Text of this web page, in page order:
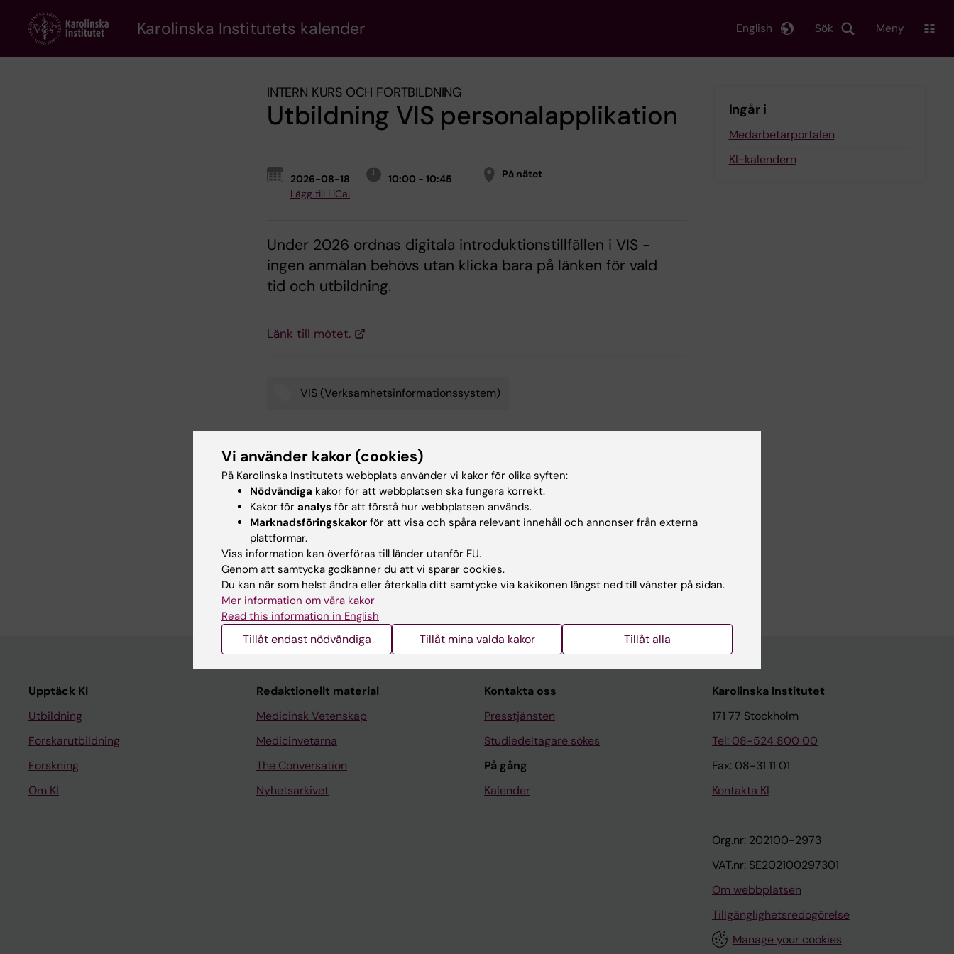
content
Karolinska Institutets kalender Sök
English Meny
INTERN KURS OCH FORTBILDNING
Utbildning VIS personalapplikation
2026-08-18
10:00 - 10:45
Lägg till i iCal
På nätet
Under 2026 ordnas digitala introduktionstillfällen i VIS -
ingen anmälan behövs utan klicka bara på länken för vald
tid och utbildning.
Länk till mötet.
VIS (Verksamhetsinformationssystem)
Innehållsgranskare:
Ulrica Lundin
Redaktör:Webbkoordinato…
Sidan uppdaterad:
2026-05-25
Dela
Ingår i
Medarbetarportalen
KI-kalendern
Upptäck KI
Utbildning
Forskarutbildning
Forskning
Om KI
Redaktionellt material
Medicinsk Vetenskap
Medicinvetarna
The Conversation
Nyhetsarkivet
Kontakta oss
Presstjänsten
Studiedeltagare sökes
På gång
Kalender
Karolinska Institutet
171 77 Stockholm
Tel: 08-524 800 00
Fax: 08-31 11 01
Kontakta KI
Org.nr: 202100-2973
VAT.nr: SE202100297301
Om webbplatsen
Tillgänglighetsredogörelse
Manage your cookies
Vi använder kakor (cookies)
På Karolinska Institutets webbplats använder vi kakor för olika syften:
Nödvändiga kakor för att webbplatsen ska fungera korrekt.
Kakor för analys för att förstå hur webbplatsen används.
Marknadsföringskakor för att visa och spåra relevant innehåll och annonser från externa
plattformar.
Viss information kan överföras till länder utanför EU.
Genom att samtycka godkänner du att vi sparar cookies.
Du kan när som helst ändra eller återkalla ditt samtycke via kakikonen längst ned till vänster på sidan.
Mer information om våra kakor
Read this information in English
Tillåt endast nödvändiga Tillåt mina valda kakor Tillåt alla